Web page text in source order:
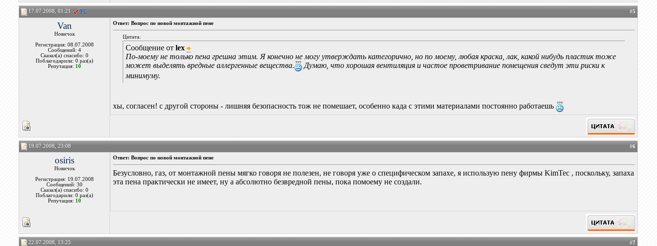
17.07.2008, 01:21 #5
Van
Новичок
Регистрация: 08.07.2008
Сообщений: 4
Сказал(а) спасибо: 0
Поблагодарили: 0 раз(а)
Репутация: 10
Ответ: Вопрос по новой монтажной пене
Цитата:
Сообщение отlex
По-моему не только пена грешна этим. Я конечно не могу утверждать категорично, но по моему, любая краска, лак, какой нибудь пластик тоже
может выделять вредные аллергенные вещества.
Думаю, что хорошая вентиляция и частое проветривание помещения сведут эти риски к
минимуму.
хы, согласен! с другой стороны - лишняя безопасность тож не помешает, особенно када с этими материалами постоянно работаешь
19.07.2008, 23:08 #6
osiris
Новичок
Регистрация: 19.07.2008
Сообщений: 30
Сказал(а) спасибо: 0
Поблагодарили: 0 раз(а)
Репутация: 10
Ответ: Вопрос по новой монтажной пене
Безусловно, газ, от монтажной пены мягко говоря не полезен, не говоря уже о специфическом запахе, я использую пену фирмы KimTec , поскольку, запаха
эта пена практически не имеет, ну а абсолютно безвредной пены, пока помоему не создали.
22.07.2008, 13:25 #7